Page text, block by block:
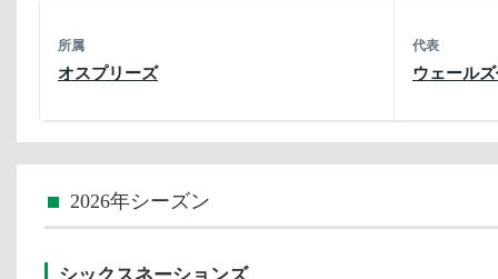
所属
オスプリーズ
代表
ウェール
2026年シーズン
シックスネーションズ